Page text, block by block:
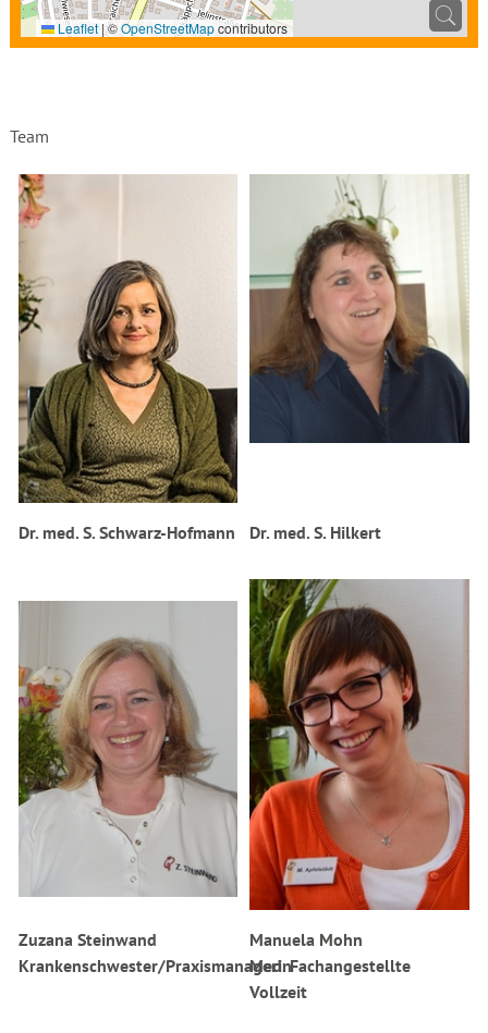
Leaflet |©OpenStreetMapcontributors
Team
Dr. med. S. Schwarz-Hofmann Dr. med. S. Hilkert
Zuzana Steinwand
Krankenschwester/Praxismanagerin
Manuela Mohn
Med. Fachangestellte
Vollzeit